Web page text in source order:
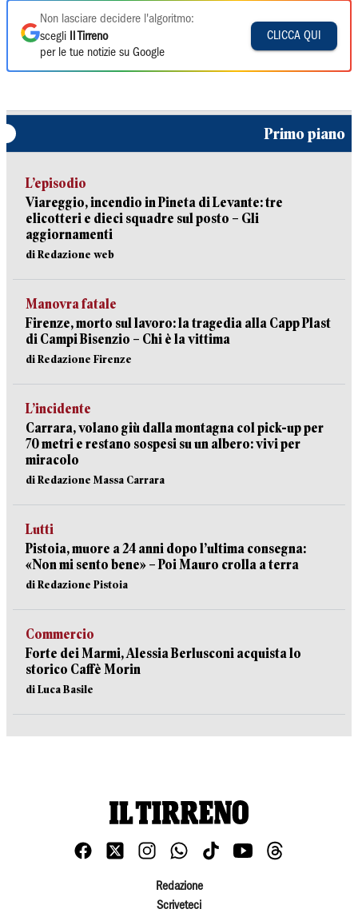
Non lasciare decidere l'algoritmo:
scegli
Il Tirreno
per le tue notizie su Google
CLICCA QUI
Primo piano
L’episodio
Viareggio, incendio in Pineta di Levante: tre
elicotteri e dieci squadre sul posto – Gli
aggiornamenti
di Redazione web
Manovra fatale
Firenze, morto sul lavoro: la tragedia alla Capp Plast
di Campi Bisenzio – Chi è la vittima
di Redazione Firenze
L’incidente
Carrara, volano giù dalla montagna col pick-up per
70 metri e restano sospesi su un albero: vivi per
miracolo
di Redazione Massa Carrara
Lutti
Pistoia, muore a 24 anni dopo l’ultima consegna:
«Non mi sento bene» – Poi Mauro crolla a terra
di Redazione Pistoia
Commercio
Forte dei Marmi, Alessia Berlusconi acquista lo
storico Caffè Morin
di Luca Basile
Redazione
Scriveteci